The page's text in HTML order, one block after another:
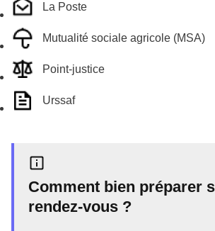
La Poste
Mutualité sociale agricole (MSA)
Point-justice
Urssaf
Comment bien préparer
rendez-vous ?